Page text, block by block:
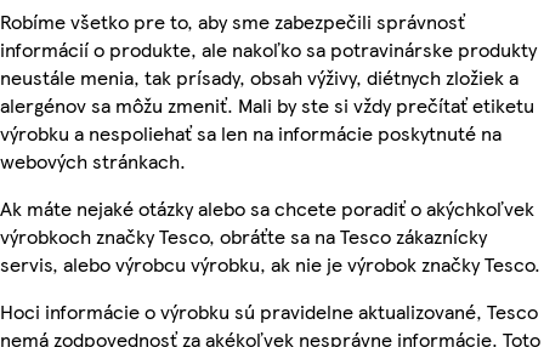
Robíme všetko pre to, aby sme zabezpečili správnosť
informácií o produkte, ale nakoľko sa potravinárske produkty
neustále menia, tak prísady, obsah výživy, diétnych zložiek a
alergénov sa môžu zmeniť. Mali by ste si vždy prečítať etiketu
výrobku a nespoliehať sa len na informácie poskytnuté na
webových stránkach.
Ak máte nejaké otázky alebo sa chcete poradiť o akýchkoľvek
výrobkoch značky Tesco, obráťte sa na Tesco zákaznícky
servis, alebo výrobcu výrobku, ak nie je výrobok značky Tesco.
Hoci informácie o výrobku sú pravidelne aktualizované, Tesco
nemá zodpovednosť za akékoľvek nesprávne informácie. Toto